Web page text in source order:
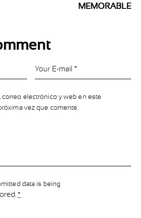
MEMORABLE
correo electrónico y web en este
vez que comente.
data is being
.*